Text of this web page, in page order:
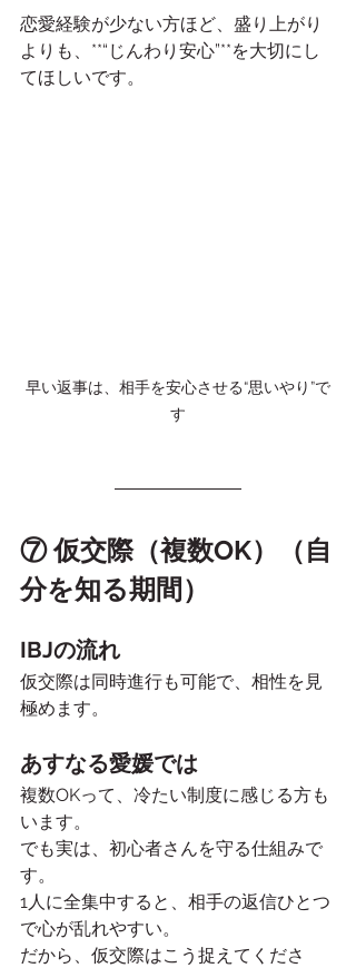
恋愛経験が少ない方ほど、盛り上がり
よりも、**“じんわり安心”**を大切にし
てほしいです。
早い返事は、相手を安心させる“思いやり”で
す
⑦ 仮交際（複数OK）（自
分を知る期間）
IBJの流れ
仮交際は同時進行も可能で、相性を見
極めます。
あすなる愛媛では
複数OKって、冷たい制度に感じる方も
います。
でも実は、初心者さんを守る仕組みで
す。
1人に全集中すると、相手の返信ひとつ
で心が乱れやすい。
だから、仮交際はこう捉えてくださ